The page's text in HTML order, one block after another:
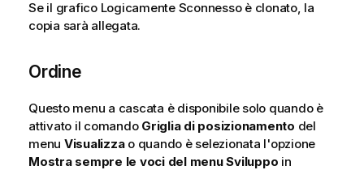
Se il grafico Logicamente Sconnesso è clonato, la
copia sarà allegata.
Ordine
Questo menu a cascata è disponibile solo quando è
attivato il comando Griglia di posizionamento del
menu Visualizzao quando è selezionata l'opzione
Mostra sempre le voci del menu Sviluppo in